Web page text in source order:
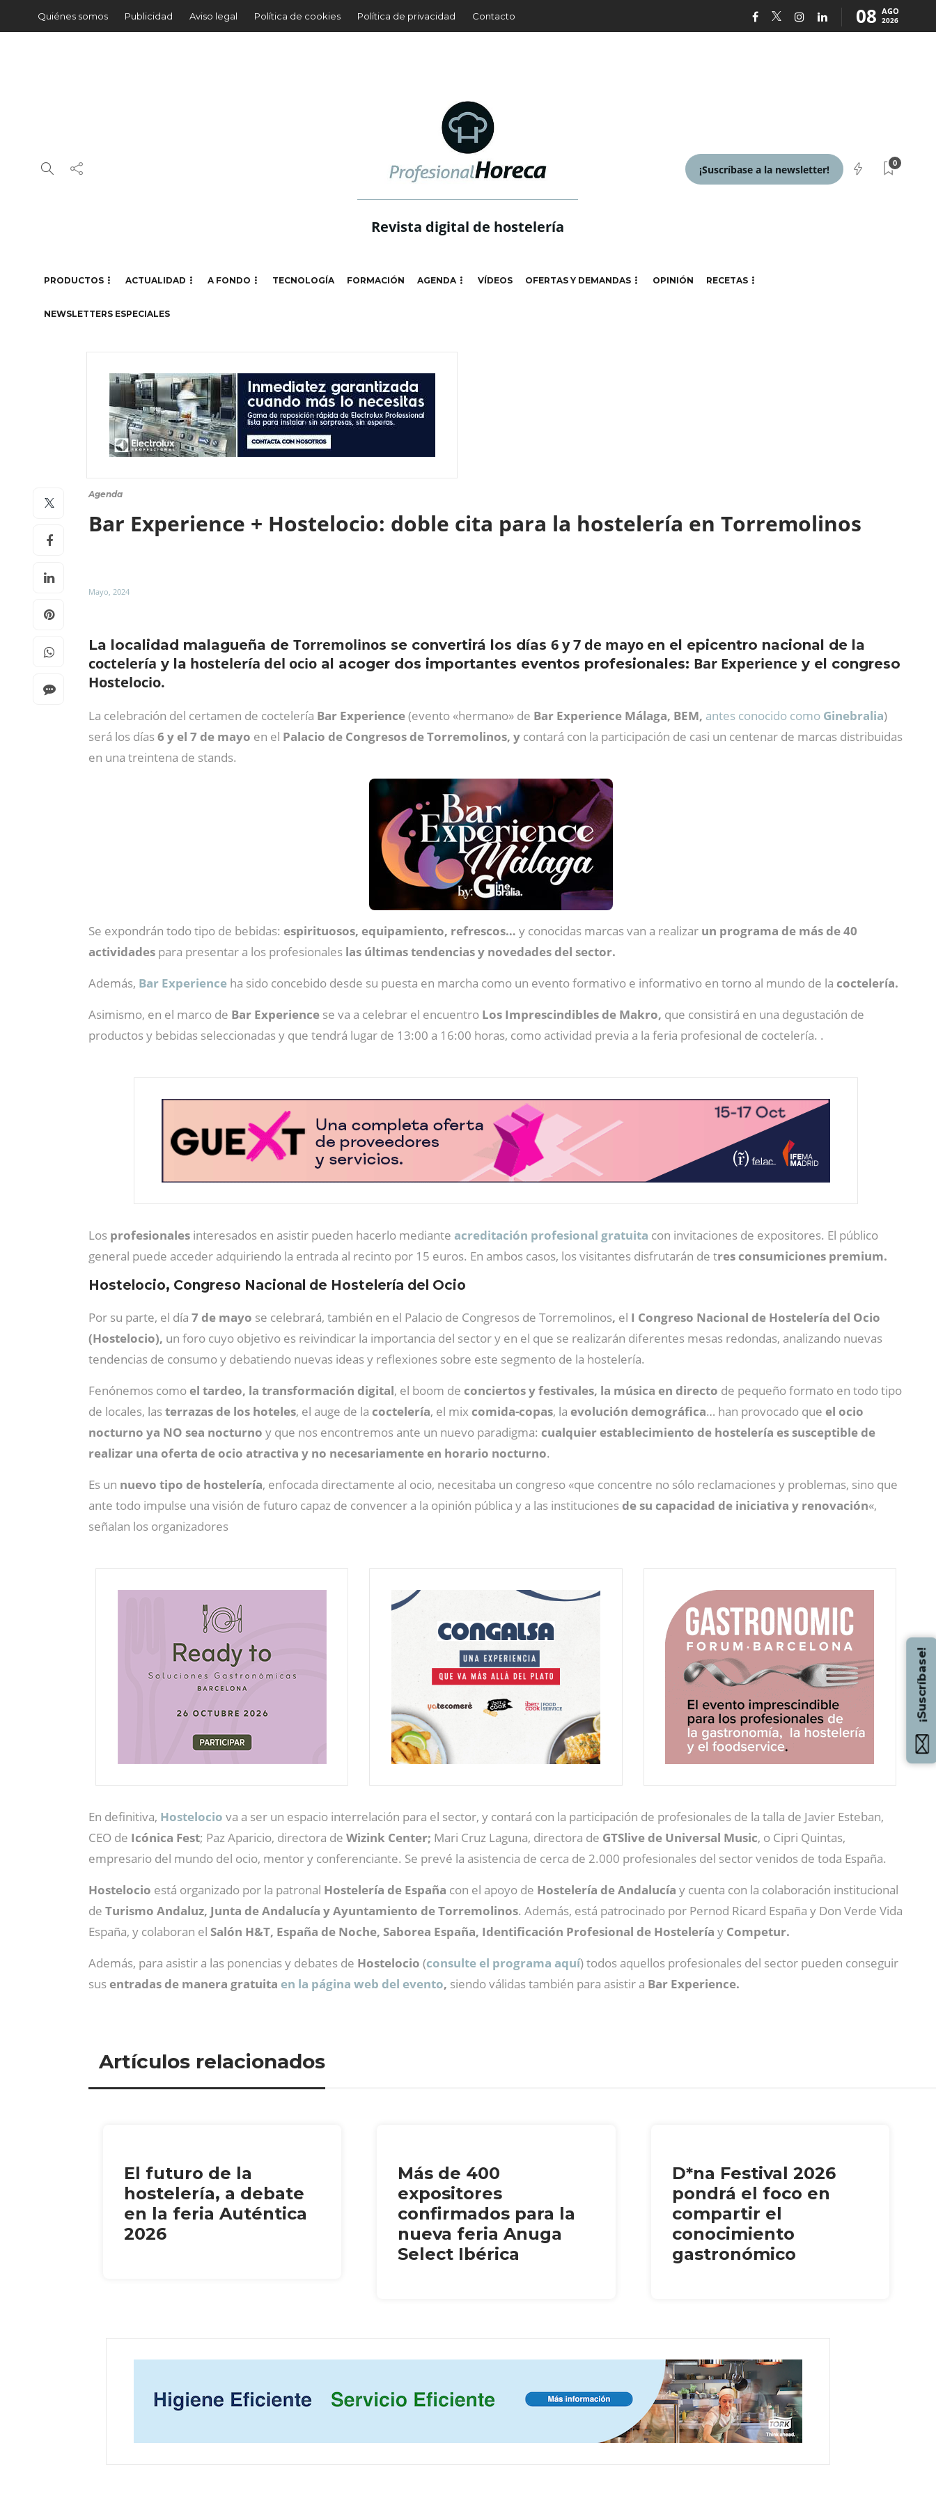
Quiénes somos Publicidad Aviso legal Política de cookies Política de privacidad Contacto 08 AGO
2026
Revista digital de hostelería
¡Suscríbase a la newsletter!
0
PRODUCTOS ACTUALIDAD A FONDO TECNOLOGÍA FORMACIÓN AGENDA VÍDEOS OFERTAS Y DEMANDAS OPINIÓN RECETAS
NEWSLETTERS ESPECIALES
Agenda
Bar Experience + Hostelocio: doble cita para la hostelería en Torremolinos
Mayo, 2024
La localidad malagueña de Torremolinos se convertirá los días 6 y 7 de mayo en el epicentro nacional de la
coctelería y la hostelería del ocio al acoger dos importantes eventos profesionales: Bar Experience y el congreso
Hostelocio.
La celebración del certamen de coctelería Bar Experience(evento «hermano» de Bar Experience Málaga, BEM, antes conocido como Ginebralia)
será los días6 y el 7 de mayo en el Palacio de Congresos de Torremolinos, y contará con la participación de casi un centenar de marcas distribuidas
en una treintena de stands.
Se expondrán todo tipo de bebidas: espirituosos, equipamiento, refrescos… y conocidas marcas van a realizar un programa de más de 40
actividades para presentar a los profesionales las últimas tendencias y novedades del sector.
Además, Bar Experience ha sido concebido desde su puesta en marcha como un evento formativo e informativo en torno al mundo de la coctelería.
Asimismo, en el marco de Bar Experience se va a celebrar el encuentro Los Imprescindibles de Makro, que consistirá en una degustación de
productos y bebidas seleccionadas y que tendrá lugar de 13:00 a 16:00 horas, como actividad previa a la feria profesional de coctelería. .
Los profesionales interesados en asistir pueden hacerlo mediante acreditación profesional gratuita con invitaciones de expositores. El público
general puede acceder adquiriendo la entrada al recinto por 15 euros. En ambos casos, los visitantes disfrutarán de tres consumiciones premium.
Hostelocio, Congreso Nacional de Hostelería del Ocio
Por su parte, el día 7 de mayo se celebrará, también en el Palacio de Congresos de Torremolinos, el I Congreso Nacional de Hostelería del Ocio
(Hostelocio), un foro cuyo objetivo es reivindicar la importancia del sector y en el que se realizarán diferentes mesas redondas, analizando nuevas
tendencias de consumo y debatiendo nuevas ideas y reflexiones sobre este segmento de la hostelería.
Fenónemos comoel tardeo, la transformación digital, el boom de conciertos y festivales, la música en directo de pequeño formato en todo tipo
de locales, lasterrazas de los hoteles, el auge de la coctelería, el mixcomida-copas, la evolución demográfica… han provocado que el ocio
nocturno ya NO sea nocturno y que nos encontremos ante un nuevo paradigma: cualquier establecimiento de hostelería es susceptible de
realizar una oferta de ocio atractiva y no necesariamente en horario nocturno.
Es un nuevo tipo de hostelería, enfocada directamente al ocio, necesitaba un congreso «que concentre no sólo reclamaciones y problemas, sino que
ante todo impulse una visión de futuro capaz de convencer a la opinión pública y a las instituciones de su capacidad de iniciativa y renovación«,
señalan los organizadores
En definitiva, Hostelocio va a ser un espacio interrelación para el sector, y contará con la participación de profesionales de la talla de Javier Esteban,
CEO de Icónica Fest; Paz Aparicio, directora de Wizink Center; Mari Cruz Laguna, directora de GTSlive de Universal Music, o Cipri Quintas,
empresario del mundo del ocio, mentor y conferenciante. Se prevé la asistencia de cerca de 2.000 profesionales del sector venidos de toda España.
Hostelocio está organizado por la patronal Hostelería de España con el apoyo de Hostelería de Andalucía y cuenta con la colaboración institucional
de Turismo Andaluz, Junta de Andalucía y Ayuntamiento de Torremolinos. Además, está patrocinado por Pernod Ricard España y Don Verde Vida
España, y colaboran el Salón H&T, España de Noche, Saborea España, Identificación Profesional de Hostelería y Competur.
Además, para asistir a las ponencias y debates de Hostelocio (consulte el programa aquí) todos aquellos profesionales del sector pueden conseguir
susentradas de manera gratuita en la página web del evento, siendo válidas también para asistir a Bar Experience.
Artículos relacionados
El futuro de la
hostelería, a debate
en la feria Auténtica
2026
Más de 400
expositores
confirmados para la
nueva feria Anuga
Select Ibérica
D*na Festival 2026
pondrá el foco en
compartir el
conocimiento
gastronómico
¡Suscríbase!